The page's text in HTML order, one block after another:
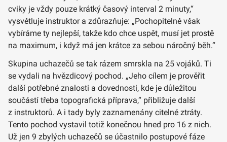
cviky je vždy pouze krátký časový interval 2 minuty,“
vysvětluje instruktor a zdůrazňuje: „Pochopitelně však
vybíráme ty nejlepší, takže kdo chce uspět, musí jet prostě
na maximum, i když má jen krátce za sebou náročný běh.“
Skupina uchazečů se tak rázem smrskla na 25 vojáků. Ti
se vydali na hvězdicový pochod. „Jeho cílem je prověřit
další potřebné znalosti a dovednosti, kde je důležitou
součástí třeba topografická příprava,“ přibližuje další
z instruktorů. A i tady byly zaznamenány citelné ztráty.
Tento pochod vystavil totiž konečnou hned pro 16 z nich.
Už jen 9 zbylých uchazečů se účastnilo postupové fáze